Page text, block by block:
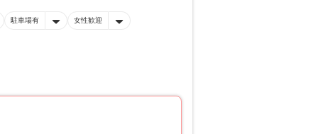
駐車場有 女性歓迎